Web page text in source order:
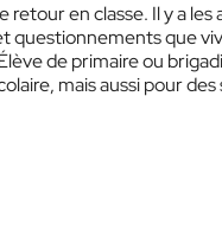
en classe. Il y a
questionnements que
de primaire ou
mais aussi pour